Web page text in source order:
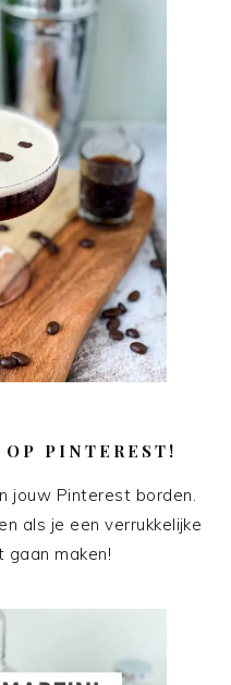
PINTEREST!
jouw Pinterest borden.
als je een verrukkelijke
gaan maken!